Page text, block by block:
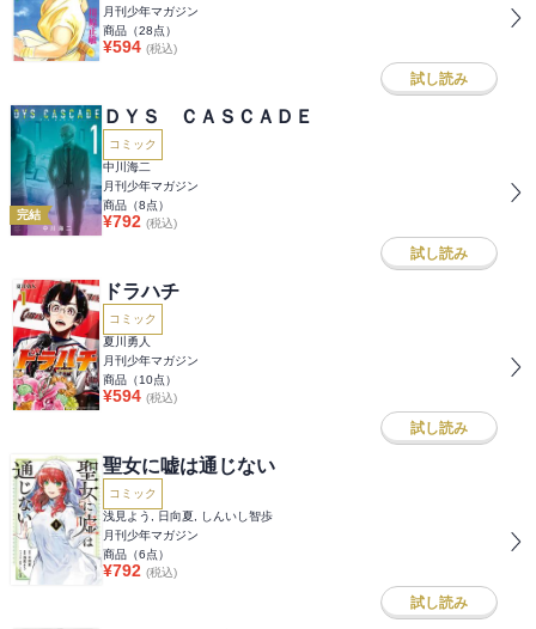
月刊少年マガジン
商品（28点）
¥594 (税込)
試し読み
完結
ＤＹＳ ＣＡＳＣＡＤＥ
コミック
中川海二
月刊少年マガジン
商品（8点）
¥792 (税込)
試し読み
ドラハチ
コミック
夏川勇人
月刊少年マガジン
商品（10点）
¥594 (税込)
試し読み
聖女に嘘は通じない
コミック
浅見よう, 日向夏, しんいし智歩
月刊少年マガジン
商品（6点）
¥792 (税込)
試し読み